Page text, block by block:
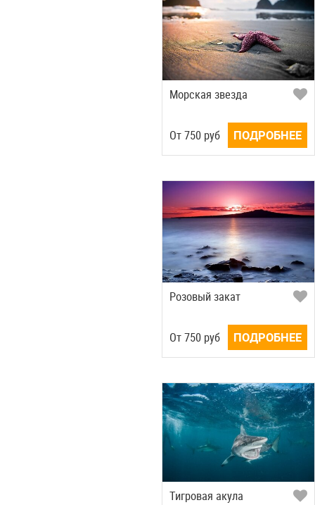
Морская звезда
Oт750руб ПОДРОБНЕЕ
Розовый закат
Oт750руб ПОДРОБНЕЕ
Тигровая акула